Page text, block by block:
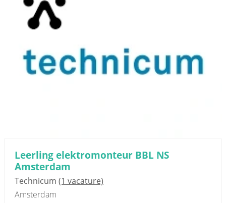
Leerling elektromonteur BBL NS
Amsterdam
Technicum (1 vacature)
Amsterdam